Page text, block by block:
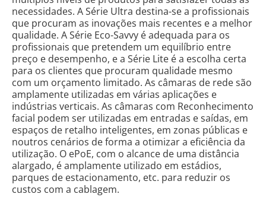
necessidades. A Série Ultra destina-se a profissionais
que procuram as inovações mais recentes e a melhor
qualidade. A Série Eco-Savvy é adequada para os
profissionais que pretendem um equilíbrio entre
preço e desempenho, e a Série Lite é a escolha certa
para os clientes que procuram qualidade mesmo
com um orçamento limitado. As câmaras de rede são
amplamente utilizadas em várias aplicações e
indústrias verticais. As câmaras com Reconhecimento
facial podem ser utilizadas em entradas e saídas, em
espaços de retalho inteligentes, em zonas públicas e
noutros cenários de forma a otimizar a eficiência da
utilização. O ePoE, com o alcance de uma distância
alargado, é amplamente utilizado em estádios,
parques de estacionamento, etc. para reduzir os
custos com a cablagem.